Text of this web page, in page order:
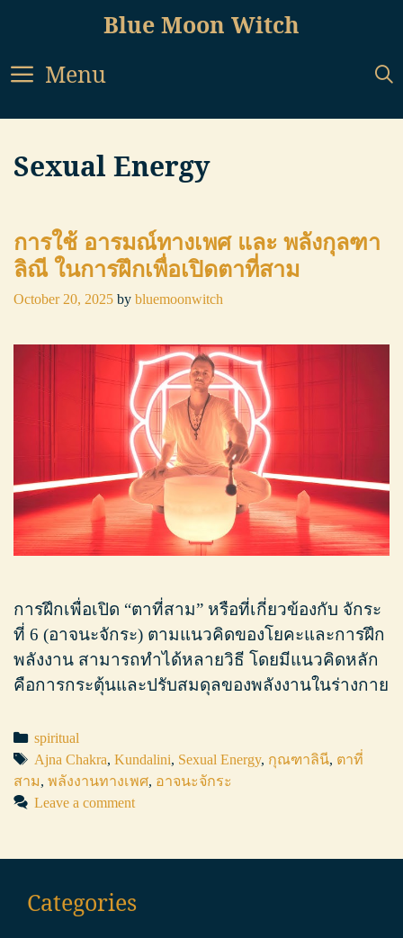
content
Blue Moon Witch
Menu
Sexual Energy
การใช้ อารมณ์ทางเพศ และ พลังกุลฑา
ลิณี ในการฝึกเพื่อเปิดตาที่สาม
October 20, 2025 by bluemoonwitch
การฝึกเพื่อเปิด “ตาที่สาม” หรือที่เกี่ยวข้องกับ จักระ
ที่ 6 (อาจนะจักระ) ตามแนวคิดของโยคะและการฝึก
พลังงาน สามารถทำได้หลายวิธี โดยมีแนวคิดหลัก
คือการกระตุ้นและปรับสมดุลของพลังงานในร่างกาย
Categories
spiritual
Tags
Ajna Chakra, Kundalini, Sexual Energy, กุณฑาลินี, ตาที่
สาม, พลังงานทางเพศ, อาจนะจักระ
Leave a comment
Categories